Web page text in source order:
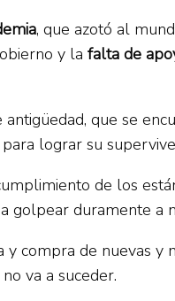
, que azotó al
y la falta de
que se
lograr su
de los
golpear duramente a
compra de nuevas
va a suceder.